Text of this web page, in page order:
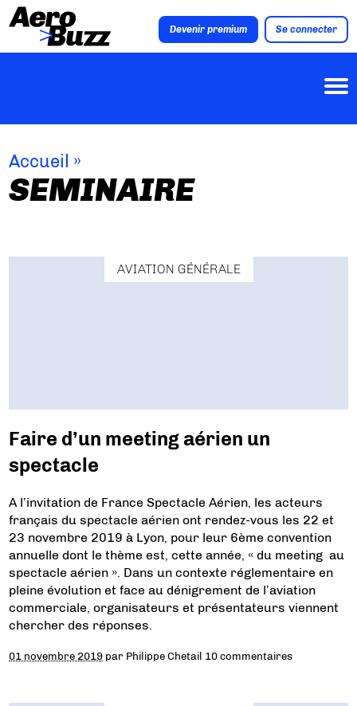
Devenir premium Se connecter
Accueil »
SEMINAIRE
AVIATION GÉNÉRALE
Faire d’un meeting aérien un
spectacle
A l’invitation de France Spectacle Aérien, les acteurs
français du spectacle aérien ont rendez-vous les 22 et
23 novembre 2019 à Lyon, pour leur 6ème convention
annuelle dont le thème est, cette année, « du meeting au
spectacle aérien ». Dans un contexte réglementaire en
pleine évolution et face au dénigrement de l’aviation
commerciale, organisateurs et présentateurs viennent
chercher des réponses.
01 novembre 2019 par Philippe Chetail 10 commentaires